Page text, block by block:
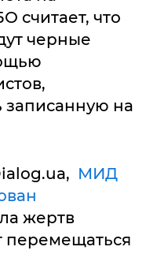
считает, что
черные
записанную на
МИД
жертв
перемещаться